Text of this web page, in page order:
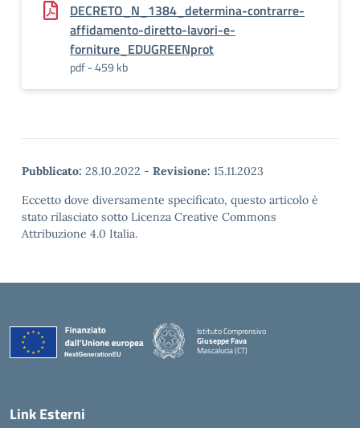
DECRETO_N_1384_determina-contrarre-
affidamento-diretto-lavori-e-
forniture_EDUGREENprot
pdf - 459 kb
Pubblicato: 28.10.2022 - Revisione: 15.11.2023
Eccetto dove diversamente specificato, questo articolo è
stato rilasciato sotto Licenza Creative Commons
Attribuzione 4.0 Italia.
Istituto Comprensivo
Giuseppe Fava
Mascalucia (CT)
Link Esterni